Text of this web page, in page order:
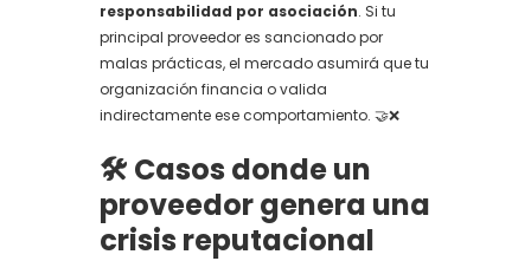
responsabilidad por asociación. Si tu
principal proveedor es sancionado por
malas prácticas, el mercado asumirá que tu
organización financia o valida
indirectamente ese comportamiento. 🤝❌
🛠️ Casos donde un
proveedor genera una
crisis reputacional